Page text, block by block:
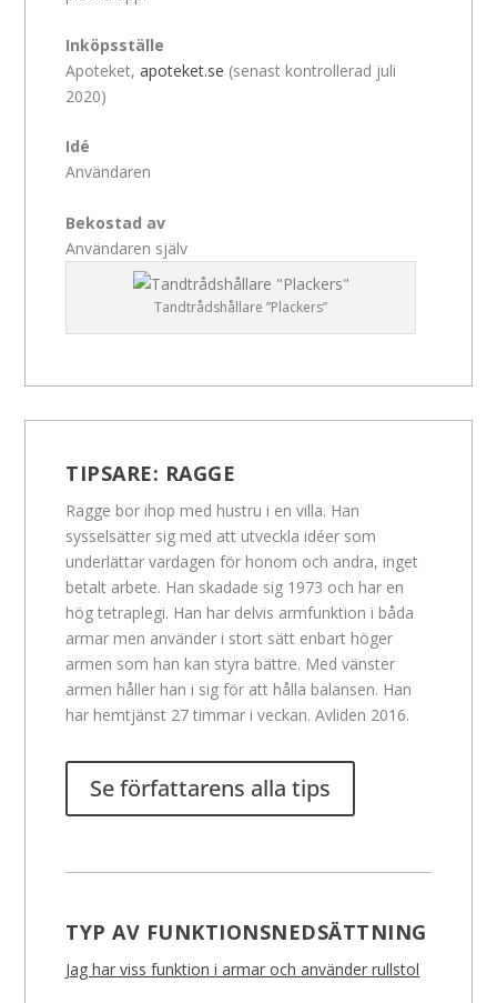
Inköpsställe
Apoteket,apoteket.se (senast kontrollerad juli
2020)
Idé
Användaren
Bekostad av
Användaren själv
Tandtrådshållare ”Plackers”
TIPSARE: RAGGE
Ragge bor ihop med hustru i en villa. Han
sysselsätter sig med att utveckla idéer som
underlättar vardagen för honom och andra, inget
betalt arbete. Han skadade sig 1973 och har en
hög tetraplegi. Han har delvis armfunktion i båda
armar men använder i stort sätt enbart höger
armen som han kan styra bättre. Med vänster
armen håller han i sig för att hålla balansen. Han
har hemtjänst 27 timmar i veckan. Avliden 2016.
Se författarens alla tips
TYP AV FUNKTIONSNEDSÄTTNING
Jag har viss funktion i armar och använder rullstol